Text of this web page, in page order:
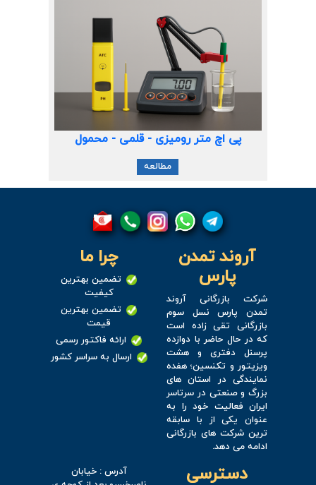
پی اچ متر رومیزی - قلمی - محمول
مطالعه
آروند تمدن
پارس
شرکت بازرگانی آروند
تمدن پارس نسل سوم
بازرگانی تقی زاده است
که در حال حاضر با دوازده
پرسنل دفتری و هشت
ویزیتور و تکنسین؛ هفده
نمایندگی در استان های
بزرگ و صنعتی در سرتاسر
ایران فعالیت خود را به
عنوان یکی از با سابقه
ترین شرکت های بازرگانی
ادامه می دهد.
چرا ما
تضمین بهترین
کیفیت
تضمین بهترین
قیمت
ارائه فاکتور رسمی
ارسال به سراسر کشور
دسترسی
آدرس : خیابان